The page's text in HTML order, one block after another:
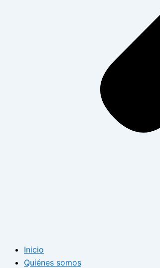
Inicio
Quiénes somos